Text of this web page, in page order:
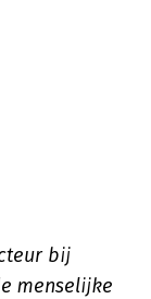
bij
menselijke